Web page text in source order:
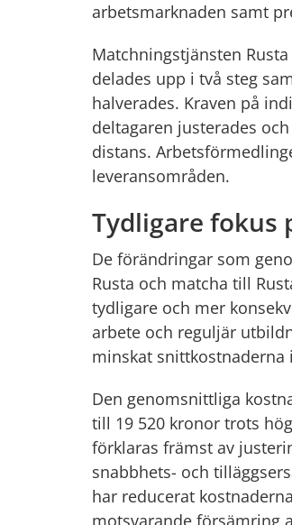
arbetsmarknaden samt
Matchningstjänsten
delades upp i två steg
halverades. Kraven på
deltagaren justerades
distans.
leveransområden.
Tydligare fokus
De förändringar som
Rusta och matcha till
tydligare och mer
arbete och reguljär
minskat
Den genomsnittliga
till 19 520 kronor trots
förklaras främst av
snabbhets- och
har reducerat